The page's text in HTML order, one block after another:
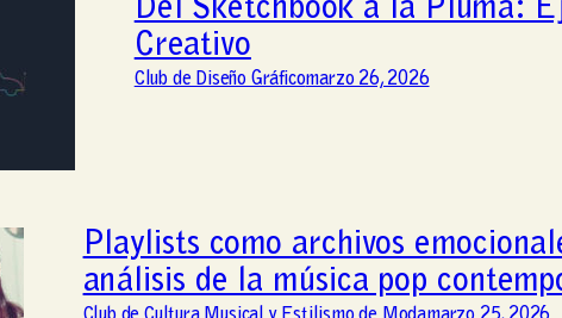
Del Sketchbook a la Pluma:
Creativo
Club de Diseño Gráficomarzo 26, 2026
Playlists como archivos
análisis de la música pop